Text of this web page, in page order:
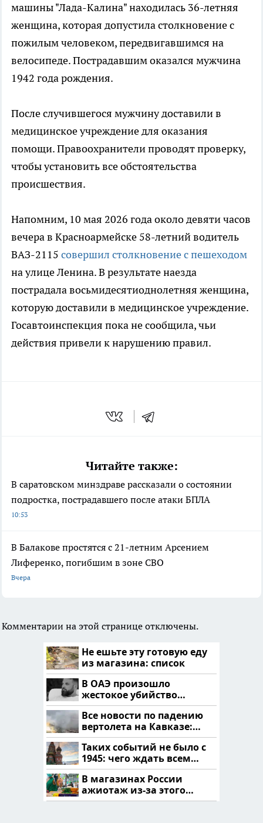
машины "Лада-Калина" находилась 36-летняя
женщина, которая допустила столкновение с
пожилым человеком, передвигавшимся на
велосипеде. Пострадавшим оказался мужчина
1942 года рождения.
После случившегося мужчину доставили в
медицинское учреждение для оказания
помощи. Правоохранители проводят проверку,
чтобы установить все обстоятельства
происшествия.
Напомним, 10 мая 2026 года около девяти часов
вечера в Красноармейске 58-летний водитель
ВАЗ-2115 совершил столкновение с пешеходом
на улице Ленина. В результате наезда
пострадала восьмидесятиоднолетняя женщина,
которую доставили в медицинское учреждение.
Госавтоинспекция пока не сообщила, чьи
действия привели к нарушению правил.
Читайте также:
В саратовском минздраве рассказали о состоянии
подростка, пострадавшего после атаки БПЛА
10:53
В Балакове простятся с 21-летним Арсением
Лиференко, погибшим в зоне СВО
Вчера
Комментарии на этой странице отключены.
Не ешьте эту готовую еду
из магазина: список
В ОАЭ произошло
жестокое убийство
криптомиллионера
Все новости по падению
вертолета на Кавказе:
читать здесь
Таких событий не было с
1945: чего ждать всем
нам?
В магазинах России
ажиотаж из-за этого
продукта: что купить?